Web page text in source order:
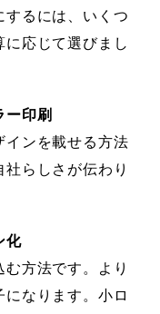
するには、いくつ
応じて選びまし
ー印刷
インを載せる方法
らしさが伝わり
化
方法です。より
なります。小ロ